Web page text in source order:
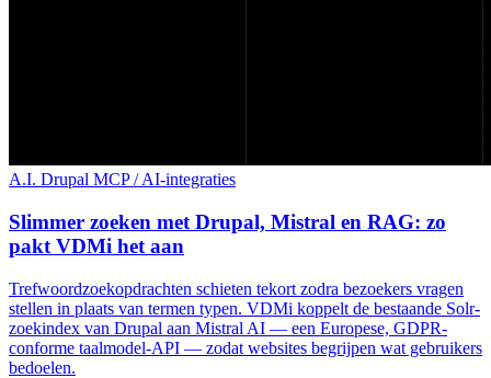
A.I. Drupal MCP / AI-integraties
Slimmer zoeken met Drupal, Mistral en RAG: zo
pakt VDMi het aan
Trefwoordzoekopdrachten schieten tekort zodra bezoekers vragen
stellen in plaats van termen typen. VDMi koppelt de bestaande Solr-
zoekindex van Drupal aan Mistral AI — een Europese, GDPR-
conforme taalmodel-API — zodat websites begrijpen wat gebruikers
bedoelen.